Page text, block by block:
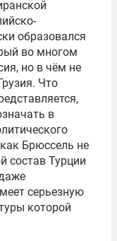
образовался
во многом
но в чём не
Что
в
Брюссель не
состав Турции
серьезную
которой